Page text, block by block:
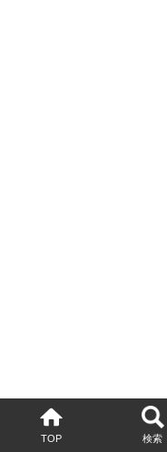
TOP 検索